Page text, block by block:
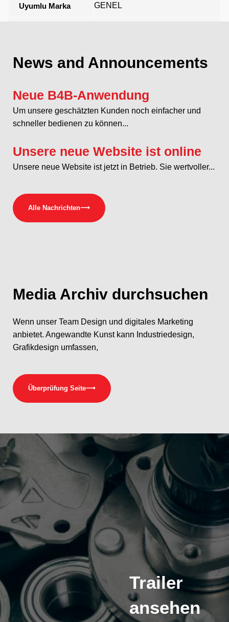
Uyumlu Marka GENEL
News and Announcements
Neue B4B-Anwendung
Um unsere geschätzten Kunden noch einfacher und
schneller bedienen zu können...
Unsere neue Website ist online
Unsere neue Website ist jetzt in Betrieb. Sie wertvoller...
Alle Nachrichten⟶
Media Archiv durchsuchen
Wenn unser Team Design und digitales Marketing
anbietet. Angewandte Kunst kann Industriedesign,
Grafikdesign umfassen,
Überprüfung Seite⟶
Trailer
ansehen